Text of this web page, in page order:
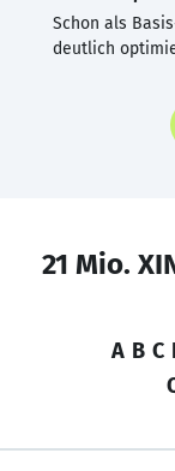
Schon als
deutlich
21 Mio.
A B C